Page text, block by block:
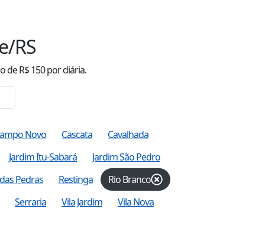
RS
de R$150por diária.
Novo Cascata
Cavalhada
Jardim Itu-Sabará
Jardim São Pedro
Pedras
Restinga
Rio Branco
Serraria
Vila Jardim Vila Nova